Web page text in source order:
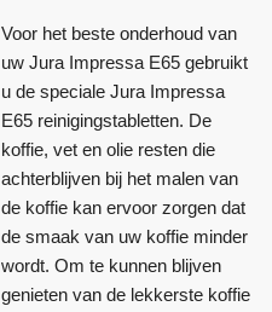
Voor het beste onderhoud van
uw Jura Impressa E65 gebruikt
u de speciale Jura Impressa
E65 reinigingstabletten. De
koffie, vet en olie resten die
achterblijven bij het malen van
de koffie kan ervoor zorgen dat
de smaak van uw koffie minder
wordt. Om te kunnen blijven
genieten van de lekkerste koffie